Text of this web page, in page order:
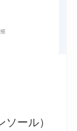
ール）